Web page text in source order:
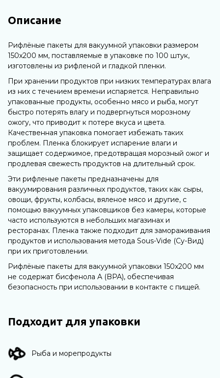
Описание
Рифлёные пакеты для вакуумной упаковки размером
150х200 мм, поставляемые в упаковке по 100 штук,
изготовлены из рифленой и гладкой пленки.
При хранении продуктов при низких температурах влага
из них с течением времени испаряется. Неправильно
упакованные продукты, особенно мясо и рыба, могут
быстро потерять влагу и подвергнуться морозному
ожогу, что приводит к потере вкуса и цвета.
Качественная упаковка помогает избежать таких
проблем. Пленка блокирует испарение влаги и
защищает содержимое, предотвращая морозный ожог и
продлевая свежесть продуктов на длительный срок.
Эти рифленые пакеты предназначены для
вакуумирования различных продуктов, таких как сыры,
овощи, фрукты, колбасы, вяленое мясо и другие, с
помощью вакуумных упаковщиков без камеры, которые
часто используются в небольших магазинах и
ресторанах. Пленка также подходит для замораживания
продуктов и использования метода Sous-Vide (Су-Вид)
при их приготовлении.
Рифлёные пакеты для вакуумной упаковки 150х200 мм
не содержат бисфенола А (BPA), обеспечивая
безопасность при использовании в контакте с пищей.
Подходит для упаковки
Рыба и морепродукты